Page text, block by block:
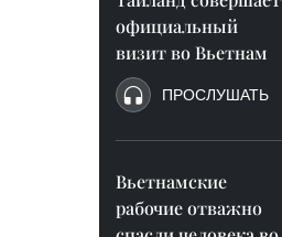
официальный
визит во Вьетнам
ПРОСЛУШАТЬ
Вьетнамские
рабочие отважно